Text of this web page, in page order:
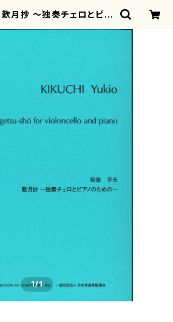
月抄 ～独奏チェロとピア
1/1